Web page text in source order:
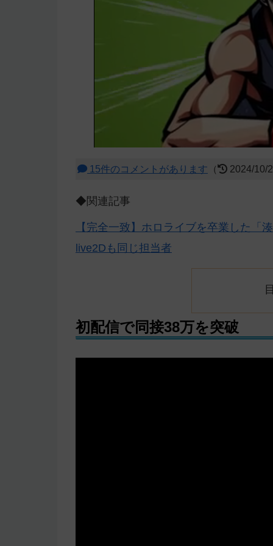
15件のコメントがあります （ 2024/10/
◆関連記事
【完全一致】ホロライブを卒業した「
live2Dも同じ担当者
初配信で同接38万を突破